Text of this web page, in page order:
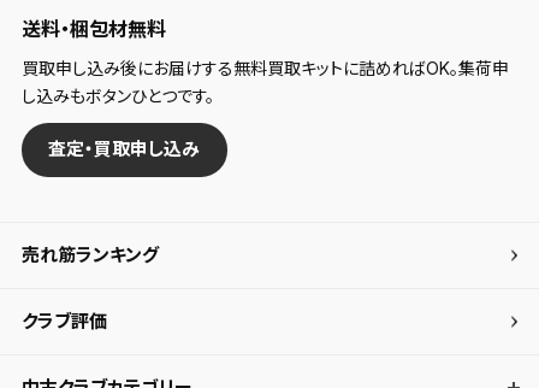
送料・梱包材無料
買取申し込み後にお届けする無料買取キットに詰めればOK。集荷申
し込みもボタンひとつです。
査定・買取申し込み
売れ筋ランキング
クラブ評価